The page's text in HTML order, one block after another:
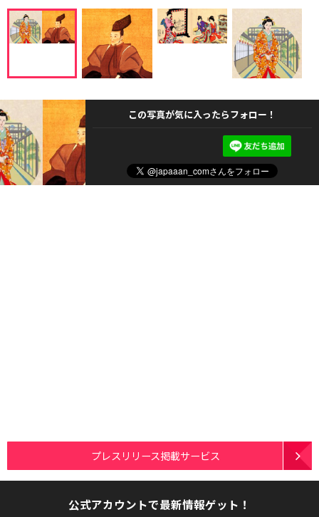
この写真が気に入ったらフォロー！
プレスリリース掲載サービス
公式アカウントで最新情報ゲット！